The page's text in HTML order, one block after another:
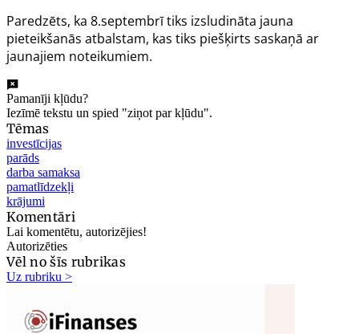
Paredzēts, ka 8.septembrī tiks izsludināta jauna
pieteikšanās atbalstam, kas tiks piešķirts saskaņā ar
jaunajiem noteikumiem.
Pamanīji kļūdu?
Iezīmē tekstu un spied "ziņot par kļūdu".
Tēmas
investīcijas
parāds
darba samaksa
pamatlīdzekļi
krājumi
Komentāri
Lai komentētu, autorizējies!
Autorizēties
Vēl no šīs rubrikas
Uz rubriku >